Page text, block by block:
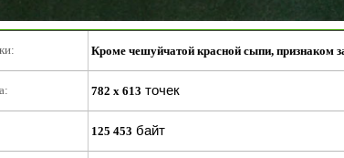
Кроме чешуйчатой красной сыпи, признаком
782 x 613 точек
125 453 байт